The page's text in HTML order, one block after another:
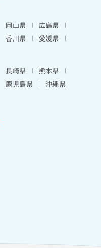
岡山県
広島県
香川県
愛媛県
長崎県
熊本県
鹿児島県 沖縄県